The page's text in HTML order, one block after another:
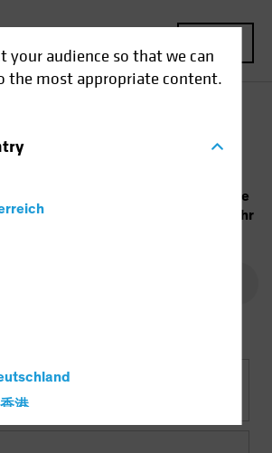
your audience so that we can
the most appropriate content.
港
in der Vergangenheit ist keine
Ergebnisse. Der Wert der Anlage
unterliegen Schwankungen. Ihr